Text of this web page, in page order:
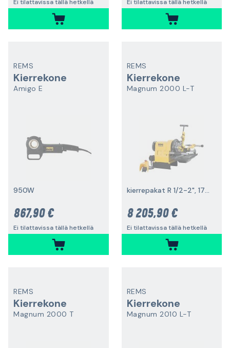
Ei tilattavissa tällä hetkellä Ei tilattavissa tällä hetkellä
REMS
Kierrekone
Amigo E
950W
867,90 €
Ei tilattavissa tällä hetkellä
REMS
Kierrekone
Magnum 2000 L-T
kierrepakat R 1/2-2", 1700 W
8 205,90 €
Ei tilattavissa tällä hetkellä
REMS
Kierrekone
Magnum 2000 T
REMS
Kierrekone
Magnum 2010 L-T